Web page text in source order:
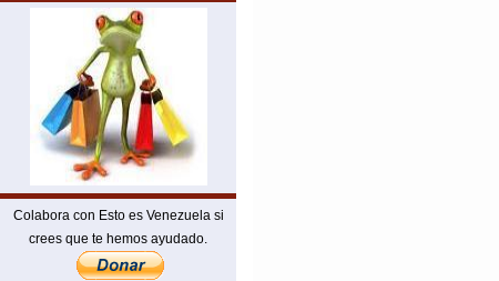
Colabora con Esto es Venezuela si
crees que te hemos ayudado.